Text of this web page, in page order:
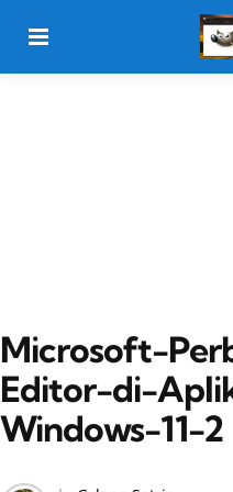
Microsoft-
Editor-di-
Windows-11-2